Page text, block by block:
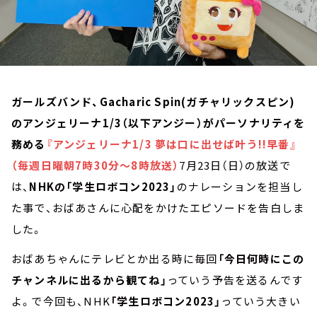
ガールズバンド、Gacharic Spin(ガチャリックスピン)
のアンジェリーナ1/3（以下アンジー）がパーソナリティを
務める 『アンジェリーナ1/3 夢は口に出せば叶う!!早番』
（毎週日曜朝7時30分～8時放送） 7月23日（日）の放送で
は、 NHKの「学生ロボコン2023」 のナレーションを担当し
た事で、おばあさんに心配をかけたエピソードを告白しま
した。
おばあちゃんにテレビとか出る時に毎回 「今日何時にこの
チャンネルに出るから観てね」 っていう予告を送るんです
よ。で今回も、NHK「学生ロボコン2023」 っていう大きい